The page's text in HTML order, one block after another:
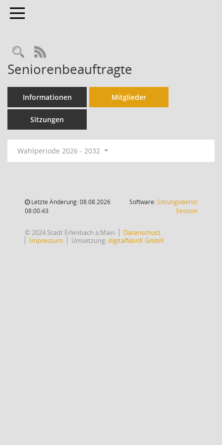
Toggle navigation
RSS-Feed
Seniorenbeauftragte
Informationen Mitglieder
Sitzungen
Wahlperiode 2026 - 2032
Letzte Änderung: 08.08.2026
08:00:43
Software:Sitzungsdienst
Session(Wird in
© 2024 Stadt Erlenbach a.Main
Datenschutz
Impressum
Umsetzung:digitalfabriX GmbH